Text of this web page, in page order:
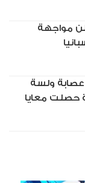
مواجهة
عصابة ولسة
حصلت معايا